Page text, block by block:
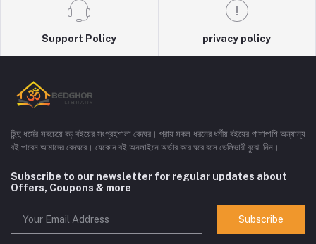
Support Policy privacy policy
হিন্দু ধর্মের সবচেয়ে বড় বইয়ের সংগ্রহশালা বেদঘর। প্রায় সকল ধরনের ধর্মীয় বইয়ের পাশাপাশি অন্যান্য
বই পাবেন আমাদের বেদঘরে। যেকোন বই অনলাইনে অর্ডার করে ঘরে বসে ডেলিভারী বুঝে নিন।
Subscribe to our newsletter for regular updates about
Offers, Coupons & more
Subscribe